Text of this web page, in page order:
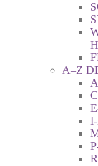
A–Z
R